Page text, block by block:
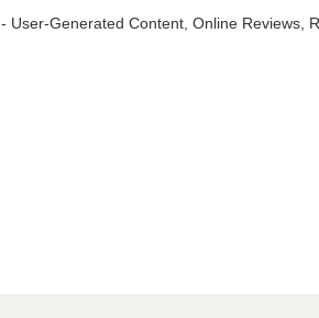
- User-Generated Content, Online Reviews,